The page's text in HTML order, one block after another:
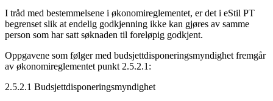
I tråd med bestemmelsene i økonomireglementet, er det i eStil PT
begrenset slik at endelig godkjenning ikke kan gjøres av samme
person som har satt søknaden til foreløpig godkjent.
Oppgavene som følger med budsjettdisponeringsmyndighet fremgår
av økonomireglementet punkt 2.5.2.1:
2.5.2.1 Budsjettdisponeringsmyndighet